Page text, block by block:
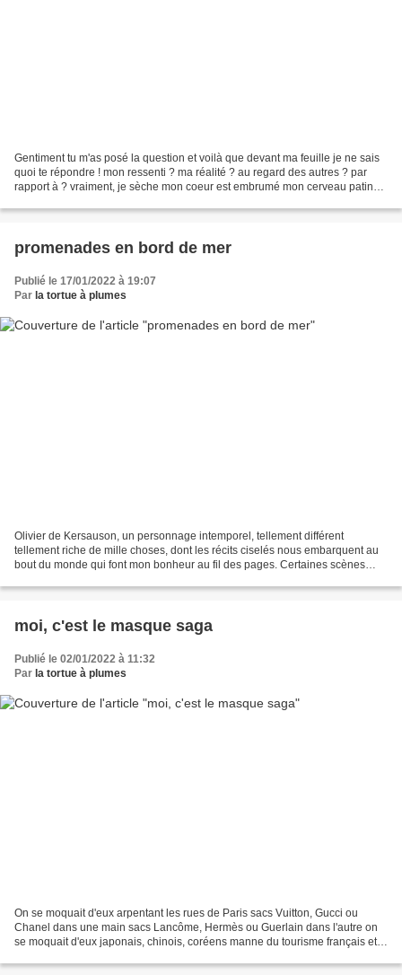
Gentiment tu m'as posé la question et voilà que devant ma feuille je ne sais
quoi te répondre ! mon ressenti ? ma réalité ? au regard des autres ? par
rapport à ? vraiment, je sèche mon coeur est embrumé mon cerveau patine il
promenades en bord de mer
Publié le 17/01/2022 à 19:07
Par la tortue à plumes
Olivier de Kersauson, un personnage intemporel, tellement différent
tellement riche de mille choses, dont les récits ciselés nous embarquent au
bout du monde qui font mon bonheur au fil des pages. Certaines scènes
moi, c'est le masque saga
Publié le 02/01/2022 à 11:32
Par la tortue à plumes
On se moquait d'eux arpentant les rues de Paris sacs Vuitton, Gucci ou
Chanel dans une main sacs Lancôme, Hermès ou Guerlain dans l'autre on
se moquait d'eux japonais, chinois, coréens manne du tourisme français et